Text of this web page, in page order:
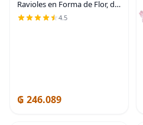
Ravioles en Forma de Flor, de
Aluminio, Hace 12 Ravioles en
Forma de Flor de 1.5"
4.5
₲ 246.089